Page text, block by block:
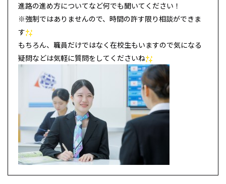
進路の進め方についてなど何でも聞いてください！
※強制ではありませんので、時間の許す限り相談ができま
す
もちろん、職員だけではなく在校生もいますので気になる
疑問などは気軽に質問をしてくださいね